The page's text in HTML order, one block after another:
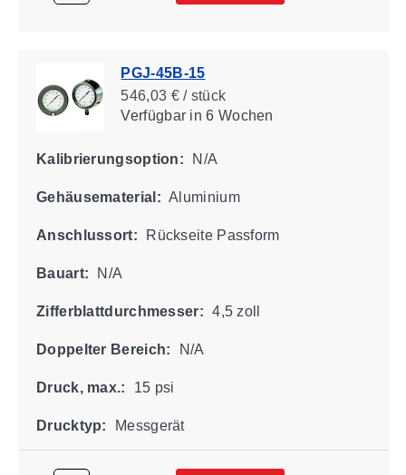
PGJ-45B-15
546,03 € / stück
Verfügbarin 6 Wochen
Kalibrierungsoption: N/A
Gehäusematerial: Aluminium
Anschlussort: Rückseite Passform
Bauart: N/A
Zifferblattdurchmesser: 4,5 zoll
Doppelter Bereich: N/A
Druck, max.: 15 psi
Drucktyp: Messgerät